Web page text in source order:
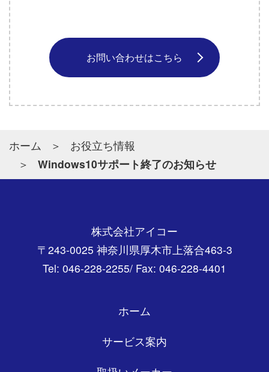
お問い合わせはこちら
ホーム
お役立ち情報
Windows10サポート終了のお知らせ
株式会社アイコー
〒243-0025 神奈川県厚木市上落合463-3
Tel: 046-228-2255/ Fax: 046-228-4401
ホーム
サービス案内